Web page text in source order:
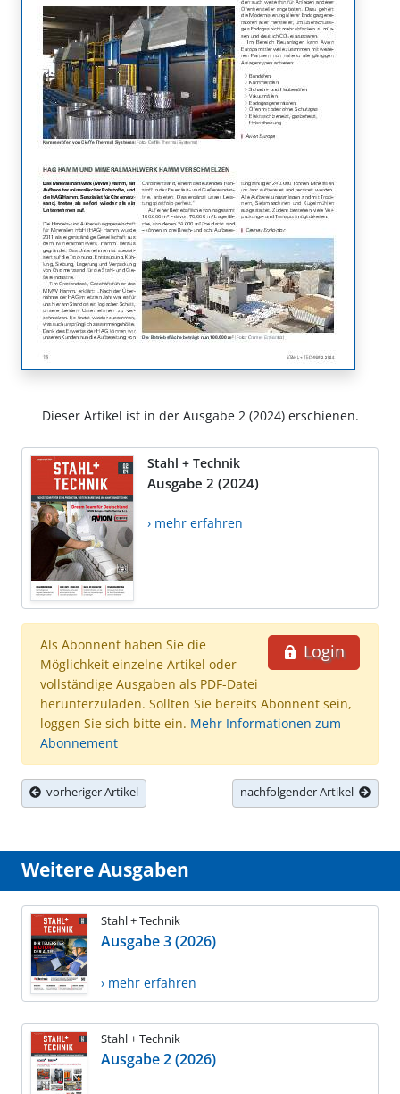
Dieser Artikel ist in der Ausgabe 2 (2024) erschienen.
Stahl + Technik
Ausgabe 2 (2024)
› mehr erfahren
Login
Als Abonnent haben Sie die
Möglichkeit einzelne Artikel oder
vollständige Ausgaben als PDF-Datei
herunterzuladen. Sollten Sie bereits Abonnent sein,
loggen Sie sich bitte ein. Mehr Informationen zum
Abonnement
vorheriger Artikel nachfolgender Artikel
Weitere Ausgaben
Stahl + Technik
Ausgabe 3 (2026)
› mehr erfahren
Stahl + Technik
Ausgabe 2 (2026)